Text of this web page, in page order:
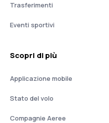
Trasferimenti
Eventi sportivi
Scopri di più
Applicazione mobile
Stato del volo
Compagnie Aeree